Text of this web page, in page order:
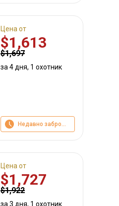
Цена от
$1,613
$1,697
за 4 дня, 1 охотник
Недавно забронировано
Цена от
$1,727
$1,922
за 3 дня, 1 охотник